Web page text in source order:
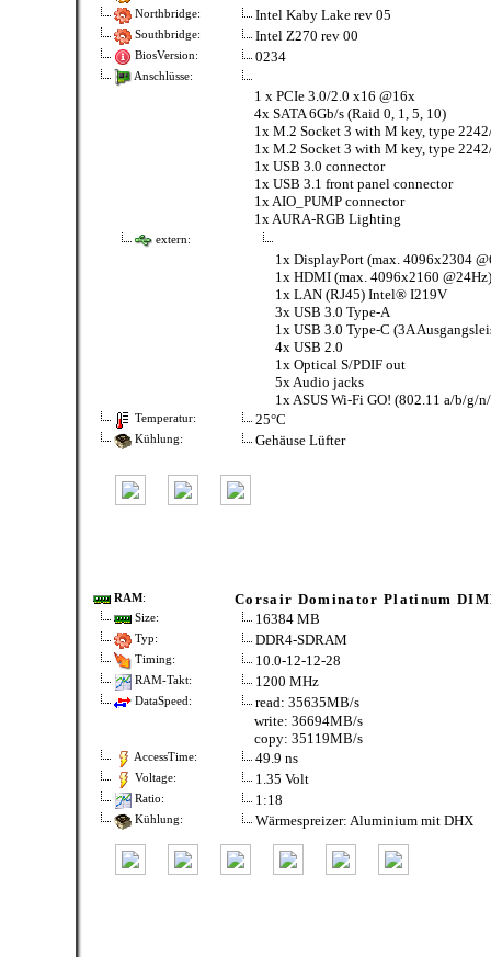
Northbridge: Intel Kaby Lake rev 05
Southbridge: Intel Z270 rev 00
BiosVersion: 0234
Anschlüsse:
1 x PCIe 3.0/2.0 x16 @16x
4x SATA 6Gb/s (Raid 0, 1, 5, 10)
1x M.2 Socket 3 with M key, type
1x M.2 Socket 3 with M key, type
1x USB 3.0 connector
1x USB 3.1 front panel connector
1x AIO_PUMP connector
1x AURA-RGB Lighting
extern:
1x DisplayPort (max. 4096x2304
1x HDMI (max. 4096x2160 @24Hz)
1x LAN (RJ45) Intel® I219V
3x USB 3.0 Type-A
1x USB 3.0 Type-C (3A
4x USB 2.0
1x Optical S/PDIF out
5x Audio jacks
1x ASUS Wi-Fi GO! (802.11 a/b/g/
Temperatur: 25°C
Kühlung: Gehäuse Lüfter
RAM: Corsair Dominator Platinum
Size: 16384 MB
Typ: DDR4-SDRAM
Timing: 10.0-12-12-28
RAM-Takt: 1200 MHz
DataSpeed:
read: 35635MB/s
write: 36694MB/s
copy: 35119MB/s
AccessTime: 49.9 ns
Voltage: 1.35 Volt
Ratio: 1:18
Kühlung: Wärmespreizer: Aluminium mit DHX